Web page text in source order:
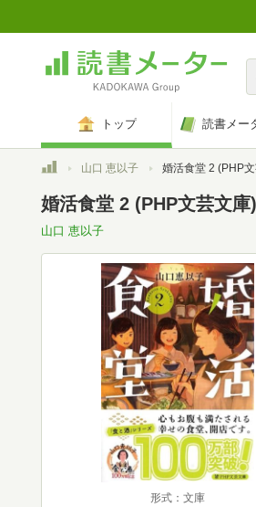
トップ 読書メー
トップ山口 恵以子 婚活食堂 2 (PHP
婚活食堂 2 (PHP文芸文庫)
山口 恵以子
形式：文庫